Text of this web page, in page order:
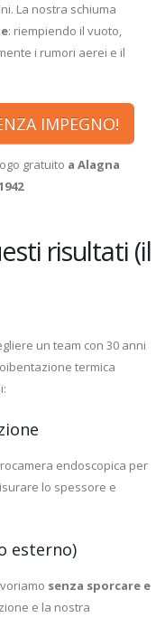
La nostra schiuma
: riempiendo il vuoto,
i rumori aerei e il
IMPEGNO!
gratuito a Alagna
risultati (il
un team con 30 anni
termica
endoscopica per
lo spessore e
esterno)
senza sporcare e
e la nostra